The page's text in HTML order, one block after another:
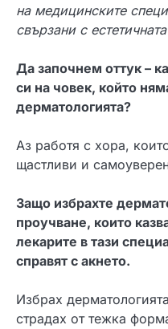
на медицинските
свързани с
Да започнем оттук –
си на човек, който
дерматологията?
Аз работя с хора,
щастливи и
Защо избрахте
проучване, които
лекарите в тази
справят с акнето.
Избрах
страдах от тежка